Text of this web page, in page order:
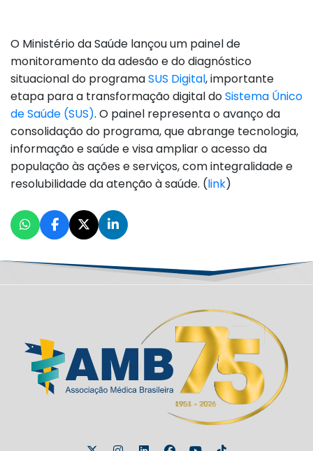
O Ministério da Saúde lançou um painel de
monitoramento da adesão e do diagnóstico
situacional do programaSUS Digital, importante
etapa para a transformação digital doSistema Único
de Saúde (SUS). O painel representa o avanço da
consolidação do programa, que abrange tecnologia,
informação e saúde e visa ampliar o acesso da
população às ações e serviços, com integralidade e
resolubilidade da atenção à saúde. (link)